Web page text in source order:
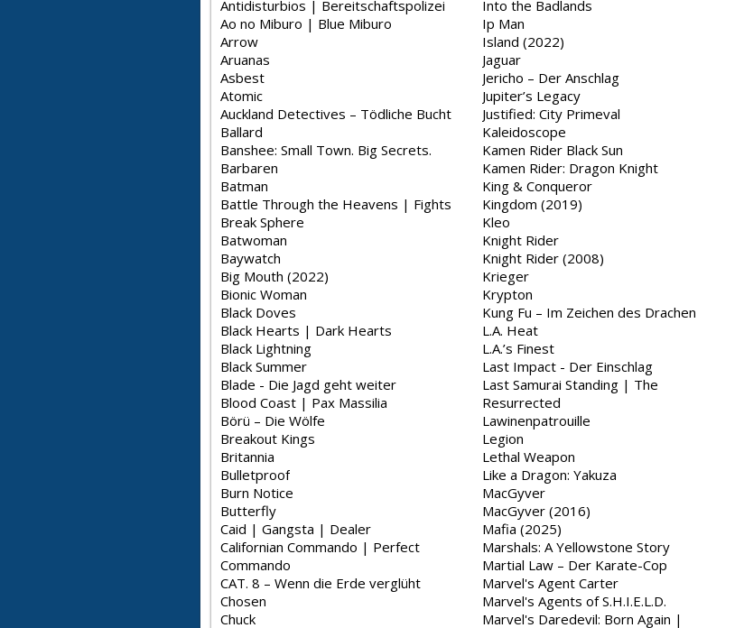
Antidisturbios | Bereitschaftspolizei
Ao no Miburo | Blue Miburo
Arrow
Aruanas
Asbest
Atomic
Auckland Detectives – Tödliche Bucht
Ballard
Banshee: Small Town. Big Secrets.
Barbaren
Batman
Battle Through the Heavens | Fights
Break Sphere
Batwoman
Baywatch
Big Mouth (2022)
Bionic Woman
Black Doves
Black Hearts | Dark Hearts
Black Lightning
Black Summer
Blade - Die Jagd geht weiter
Blood Coast | Pax Massilia
Börü – Die Wölfe
Breakout Kings
Britannia
Bulletproof
Burn Notice
Butterfly
Caid | Gangsta | Dealer
Californian Commando | Perfect
Commando
CAT. 8 – Wenn die Erde verglüht
Chosen
Chuck
Into the Badlands
Ip Man
Island (2022)
Jaguar
Jericho – Der Anschlag
Jupiter’s Legacy
Justified: City Primeval
Kaleidoscope
Kamen Rider Black Sun
Kamen Rider: Dragon Knight
King & Conqueror
Kingdom (2019)
Kleo
Knight Rider
Knight Rider (2008)
Krieger
Krypton
Kung Fu – Im Zeichen des Drachen
L.A. Heat
L.A.’s Finest
Last Impact - Der Einschlag
Last Samurai Standing | The
Resurrected
Lawinenpatrouille
Legion
Lethal Weapon
Like a Dragon: Yakuza
MacGyver
MacGyver (2016)
Mafia (2025)
Marshals: A Yellowstone Story
Martial Law – Der Karate-Cop
Marvel's Agent Carter
Marvel's Agents of S.H.I.E.L.D.
Marvel's Daredevil: Born Again |